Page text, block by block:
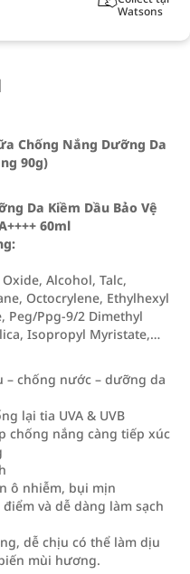
Watsons
Chống Nắng Dưỡng Da
90g)
Da Kiềm Dầu Bảo Vệ
60ml
Alcohol, Talc,
Octocrylene, Ethylhexyl
Peg/Ppg-9/2 Dimethyl
Isopropyl Myristate,…
– chống nước – dưỡng da
lại tia UVA & UVB
chống nắng càng tiếp xúc
ô nhiễm, bụi mịn
và dễ dàng làm sạch
dễ chịu có thể làm dịu
mùi hương.